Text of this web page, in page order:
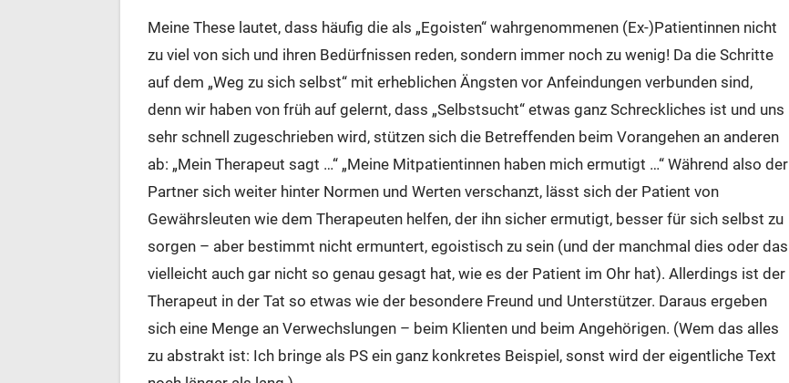
Meine These lautet, dass häufig die als „Egoisten“ wahrgenommenen (Ex-)Patientinnen nicht
zu viel von sich und ihren Bedürfnissen reden, sondern immer noch zu wenig! Da die Schritte
auf dem „Weg zu sich selbst“ mit erheblichen Ängsten vor Anfeindungen verbunden sind,
denn wir haben von früh auf gelernt, dass „Selbstsucht“ etwas ganz Schreckliches ist und uns
sehr schnell zugeschrieben wird, stützen sich die Betreffenden beim Vorangehen an anderen
ab: „Mein Therapeut sagt …“ „Meine Mitpatientinnen haben mich ermutigt …“ Während also der
Partner sich weiter hinter Normen und Werten verschanzt, lässt sich der Patient von
Gewährsleuten wie dem Therapeuten helfen, der ihn sicher ermutigt, besser für sich selbst zu
sorgen – aber bestimmt nicht ermuntert, egoistisch zu sein (und der manchmal dies oder das
vielleicht auch gar nicht so genau gesagt hat, wie es der Patient im Ohr hat). Allerdings ist der
Therapeut in der Tat so etwas wie der besondere Freund und Unterstützer. Daraus ergeben
sich eine Menge an Verwechslungen – beim Klienten und beim Angehörigen. (Wem das alles
zu abstrakt ist: Ich bringe als PS ein ganz konkretes Beispiel, sonst wird der eigentliche Text